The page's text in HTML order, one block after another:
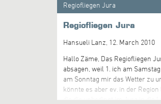
euch die Infos übers Fluggebiet
ihr unten. bis am Samschti
Regiofliegen Jura
Regiofliegen Jura
Hansueli Lanz, 12. March 2010
Hallo Zäme, Das Regiofliegen
absagen, weil 1. ich am
am Sonntag mir das Wetter zu
könnte es aber ev. in der
die die unbedingt im Jura in die